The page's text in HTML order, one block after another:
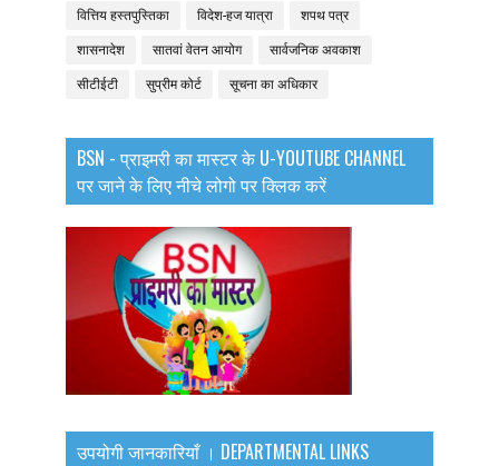
वित्तिय हस्तपुस्तिका विदेश-हज यात्रा शपथ पत्र
शासनादेश सातवां वेतन आयोग सार्वजनिक अवकाश
सीटीईटी सुप्रीम कोर्ट सूचना का अधिकार
BSN - प्राइमरी का मास्टर के U-YOUTUBE CHANNEL
पर जाने के लिए नीचे लोगो पर क्लिक करें
उपयोगी जानकारियाँ । DEPARTMENTAL LINKS